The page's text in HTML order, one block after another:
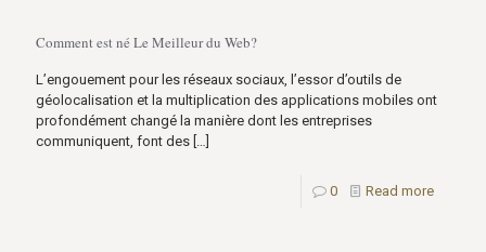
Comment est né Le Meilleur du Web?
L’engouement pour les réseaux sociaux, l’essor d’outils de
géolocalisation et la multiplication des applications mobiles ont
profondément changé la manière dont les entreprises
communiquent, font des […]
0 Read more